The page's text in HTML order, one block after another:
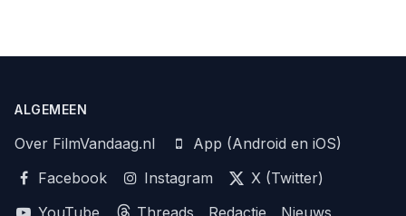
ALGEMEEN
Over FilmVandaag.nl
App (Android en iOS)
Facebook
Instagram
X (Twitter)
YouTube
Threads Redactie
Nieuws